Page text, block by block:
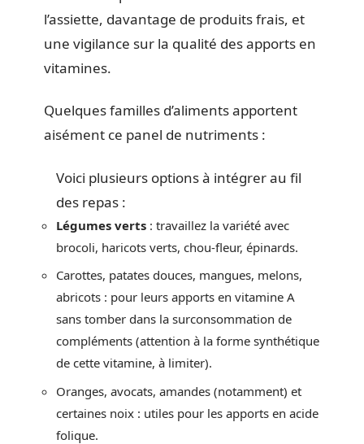
l’assiette, davantage de produits frais, et
une vigilance sur la qualité des apports en
vitamines.
Quelques familles d’aliments apportent
aisément ce panel de nutriments :
Voici plusieurs options à intégrer au fil
des repas :
Légumes verts : travaillez la variété avec
brocoli, haricots verts, chou-fleur, épinards.
Carottes, patates douces, mangues, melons,
abricots : pour leurs apports en vitamine A
sans tomber dans la surconsommation de
compléments (attention à la forme synthétique
de cette vitamine, à limiter).
Oranges, avocats, amandes (notamment) et
certaines noix : utiles pour les apports en acide
folique.